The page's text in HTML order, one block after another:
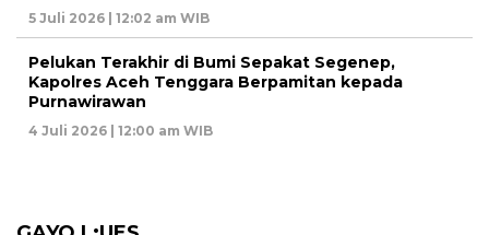
5 Juli 2026 | 12:02 am WIB
Pelukan Terakhir di Bumi Sepakat Segenep,
Kapolres Aceh Tenggara Berpamitan kepada
Purnawirawan
4 Juli 2026 | 12:00 am WIB